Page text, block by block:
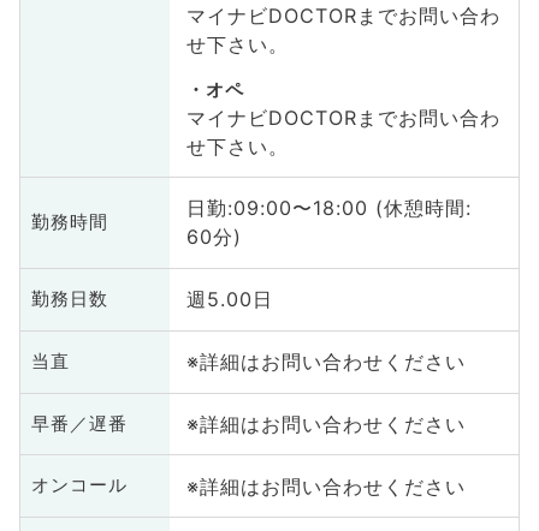
マイナビDOCTORまでお問い合わ
せ下さい。
オペ
マイナビDOCTORまでお問い合わ
せ下さい。
勤務時間
日勤:09:00〜18:00 (休憩時間:
60分)
勤務日数 週5.00日
当直 ※詳細はお問い合わせください
早番／遅番 ※詳細はお問い合わせください
オンコール ※詳細はお問い合わせください